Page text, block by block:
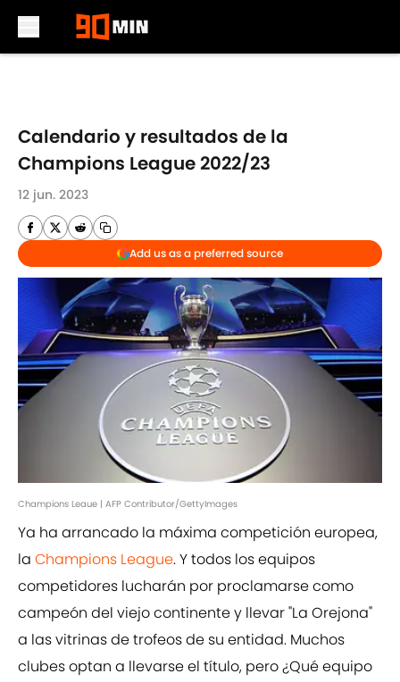
Calendario y resultados de la
Champions League 2022/23
12 jun. 2023
Add us as a preferred source
Champions Leaue | AFP Contributor/GettyImages
Ya ha arrancado la máxima competición europea,
la Champions League. Y todos los equipos
competidores lucharán por proclamarse como
campeón del viejo continente y llevar "La Orejona"
a las vitrinas de trofeos de su entidad. Muchos
clubes optan a llevarse el título, pero ¿Qué equipo